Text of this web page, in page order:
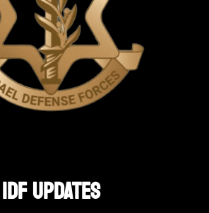
IDF UPDATES